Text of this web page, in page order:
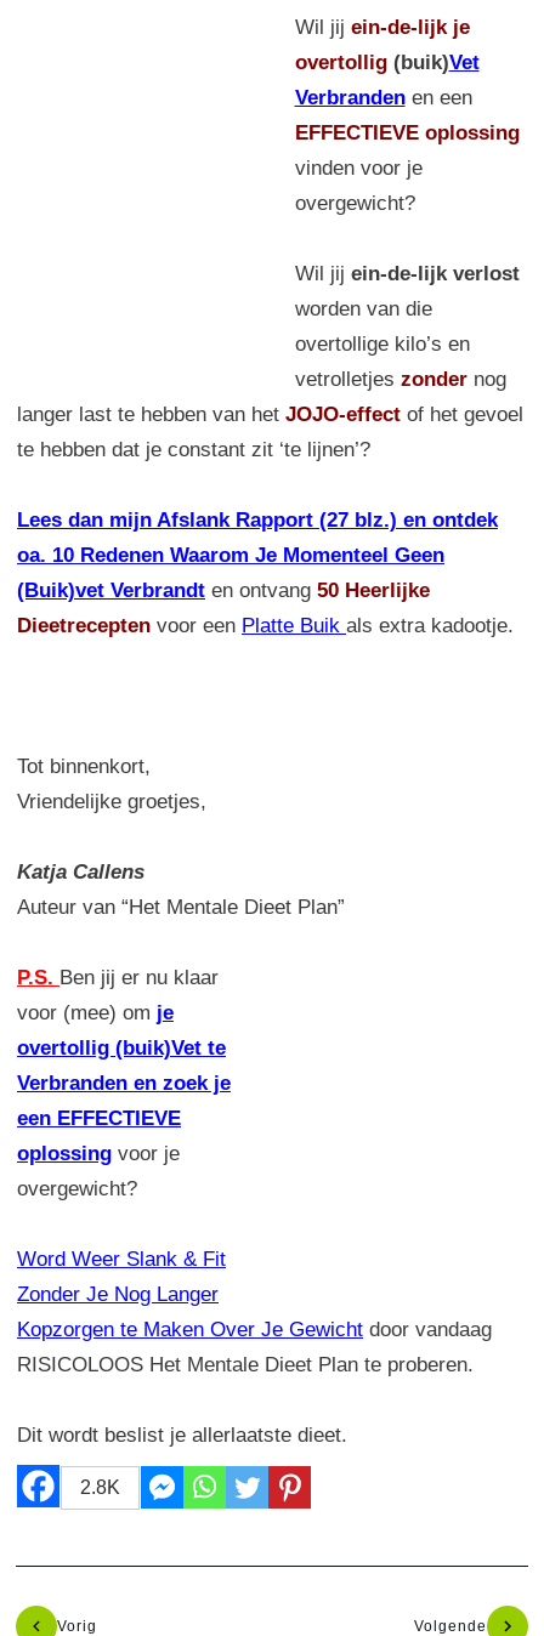
Wil jij ein-de-lijk je
overtollig(buik)Vet
Verbranden en een
EFFECTIEVE oplossing
vinden voor je
overgewicht?
Wil jij ein-de-lijk verlost
worden van die
overtollige kilo’s en
vetrolletjes zondernog
langer last te hebben van het JOJO-effect of het gevoel
te hebben dat je constant zit ‘te lijnen’?
Lees dan mijn Afslank Rapport (27 blz.) en ontdek
oa. 10 Redenen Waarom Je Momenteel Geen
(Buik)vet Verbrandt en ontvang 50 Heerlijke
Dieetrecepten voor een Platte Buik als extra kadootje.
Tot binnenkort,
Vriendelijke groetjes,
Katja Callens
Auteur van “Het Mentale Dieet Plan”
P.S. Ben jij er nu klaar
voor (mee) om je
overtollig (buik)Vet te
Verbranden en zoek je
een EFFECTIEVE
oplossing voor je
overgewicht?
Word Weer Slank & Fit
Zonder Je Nog Langer
Kopzorgen te Maken Over Je Gewicht door vandaag
RISICOLOOS Het Mentale Dieet Plan te proberen.
Dit wordt beslist je allerlaatste dieet.
2.8K
Vorig Volgende